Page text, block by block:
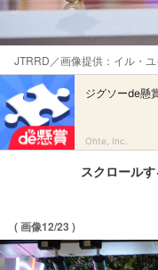
JTRRD／画像提供：イル・
ジグソーde懸
Ohte, Inc.
スクロール
( 画像12/23 )